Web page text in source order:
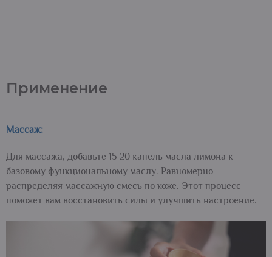
Применение
Массаж:
Для массажа, добавьте 15-20 капель масла лимона к
базовому функциональному маслу. Равномерно
распределяя массажную смесь по коже. Этот процесс
поможет вам восстановить силы и улучшить настроение.